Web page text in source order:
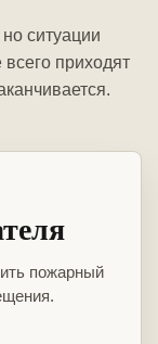
ситуации
приходят
пожарный